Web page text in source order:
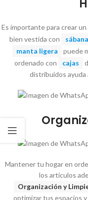
Es importante para crear
bien vestida con
manta ligera
puede
ordenado con
cajas
distribuidos ayuda
Mantener tu hogar en
los artículos
Organización y
optimizar tus espacios